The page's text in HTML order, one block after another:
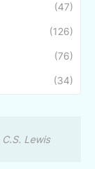
(47)
(126)
(76)
(34)
Lewis